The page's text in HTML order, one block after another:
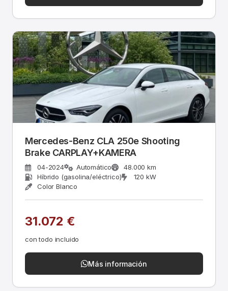
Mercedes-Benz CLA 250e Shooting
Brake CARPLAY+KAMERA
04-2024 Automático
48.000 km
Híbrido (gasolina/eléctrico)
120 kW
Color Blanco
31.072 €
con todo incluido
Más información